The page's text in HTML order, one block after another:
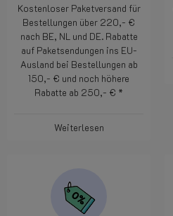
Kostenloser Paketversand für
Bestellungen über 220,- €
nach BE, NL und DE. Rabatte
auf Paketsendungen ins EU-
Ausland bei Bestellungen ab
150,- € und noch höhere
Rabatte ab 250,- € *
Weiterlesen